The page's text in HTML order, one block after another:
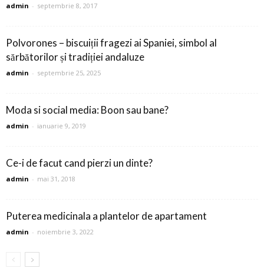
admin - septembrie 8, 2017
Polvorones – biscuiții fragezi ai Spaniei, simbol al
sărbătorilor și tradiției andaluze
admin - septembrie 25, 2025
Moda si social media: Boon sau bane?
admin - ianuarie 9, 2019
Ce-i de facut cand pierzi un dinte?
admin - mai 31, 2018
Puterea medicinala a plantelor de apartament
admin - noiembrie 3, 2022